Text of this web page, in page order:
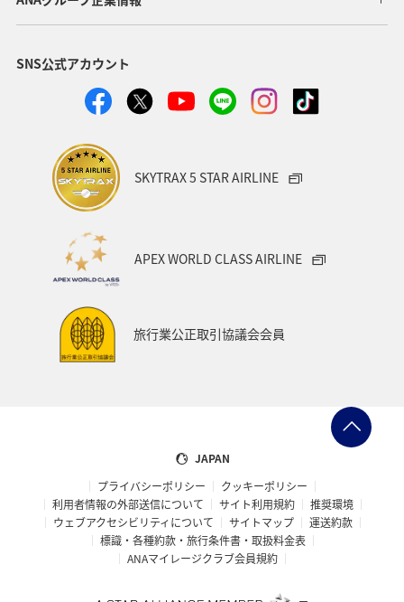
SNS公式アカウント
SKYTRAX 5 STAR AIRLINE
APEX WORLD CLASS AIRLINE
旅行業公正取引協議会会員
JAPAN
プライバシーポリシー
クッキーポリシー
利用者情報の外部送信について
サイト利用規約
推奨環境
ウェブアクセシビリティについて
サイトマップ
運送約款
標識・各種約款・旅行条件書・取扱料金表
ANAマイレージクラブ会員規約